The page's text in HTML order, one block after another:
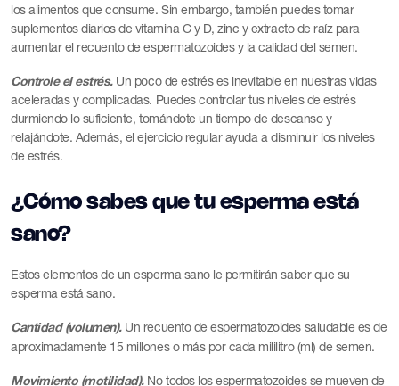
los alimentos que consume. Sin embargo, también puedes tomar
suplementos diarios de vitamina C y D, zinc y extracto de raíz para
aumentar el recuento de espermatozoides y la calidad del semen.
Controle el estrés.Un poco de estrés es inevitable en nuestras vidas
aceleradas y complicadas. Puedes controlar tus niveles de estrés
durmiendo lo suficiente, tomándote un tiempo de descanso y
relajándote. Además, el ejercicio regular ayuda a disminuir los niveles
de estrés.
¿Cómo sabes que tu esperma está
sano?
Estos elementos de un esperma sano le permitirán saber que su
esperma está sano.
Cantidad (volumen).Un recuento de espermatozoides saludable es de
aproximadamente 15 millones o más por cada mililitro (ml) de semen.
Movimiento (motilidad).No todos los espermatozoides se mueven de